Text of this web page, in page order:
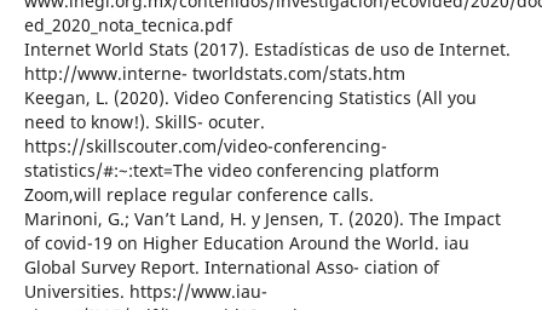
ed_2020_nota_tecnica.pdf
Internet World Stats (2017). Estadísticas de uso de Internet.
http://www.interne- tworldstats.com/stats.htm
Keegan, L. (2020). Video Conferencing Statistics (All you
need to know!). SkillS- ocuter.
https://skillscouter.com/video-conferencing-
statistics/#:~:text=The video conferencing platform
Zoom,will replace regular conference calls.
Marinoni, G.; Van’t Land, H. y Jensen, T. (2020). The Impact
of covid-19 on Higher Education Around the World. iau
Global Survey Report. International Asso- ciation of
Universities. https://www.iau-